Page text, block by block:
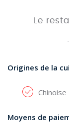
Le
Origines de la
Chinoise
Moyens de